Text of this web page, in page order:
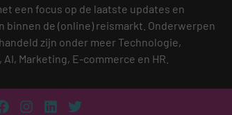
een focus op de laatste updates en
binnen de (online) reismarkt. Onderwerpen
zijn onder meer Technologie,
Marketing, E-commerce en HR.